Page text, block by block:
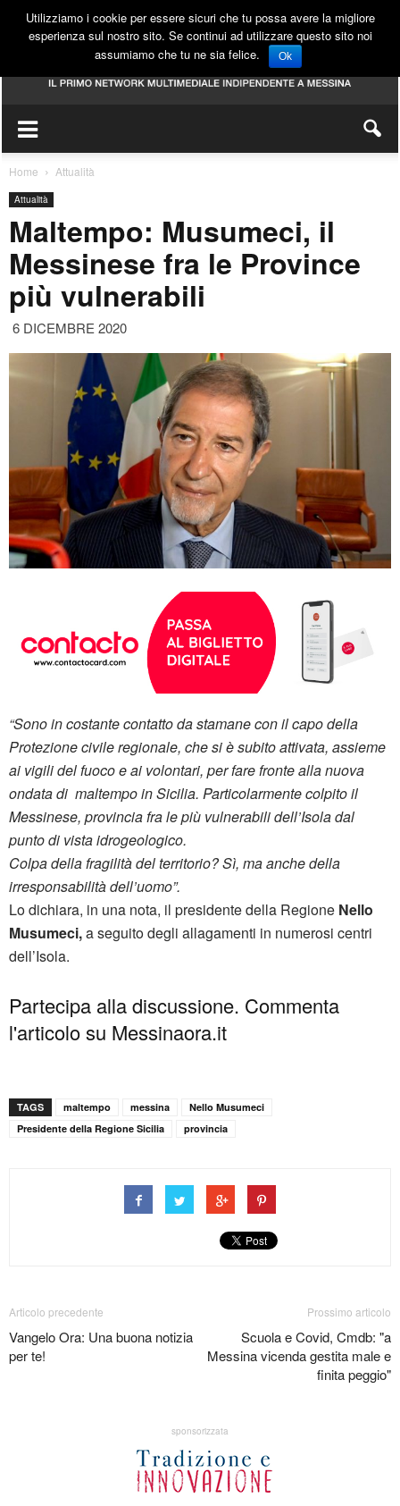
Home Attualità
Attualità
Maltempo: Musumeci, il
Messinese fra le Province
più vulnerabili
6 DICEMBRE 2020
“Sono in costante contatto da stamane con il capo della
Protezione civile regionale, che si è subito attivata, assieme
ai vigili del fuoco e ai volontari, per fare fronte alla nuova
ondata di maltempo in Sicilia. Particolarmente colpito il
Messinese, provincia fra le più vulnerabili dell’Isola dal
punto di vista idrogeologico.
Colpa della fragilità del territorio? Sì, ma anche della
irresponsabilità dell’uomo”.
Lo dichiara, in una nota, il presidente della Regione Nello
Musumeci,a seguito degli allagamenti in numerosi centri
dell’Isola.
Partecipa alla discussione. Commenta
l'articolo su Messinaora.it
TAGS maltempo messina
Nello Musumeci
Presidente della Regione Sicilia
provincia
Articolo precedente
Vangelo Ora: Una buona notizia
per te!
Prossimo articolo
Scuola e Covid, Cmdb: "a
Messina vicenda gestita male e
finita peggio"
sponsorizzata
Utilizziamo i cookie per essere sicuri che tu possa avere la migliore
esperienza sul nostro sito. Se continui ad utilizzare questo sito noi
assumiamo che tu ne sia felice.
Ok